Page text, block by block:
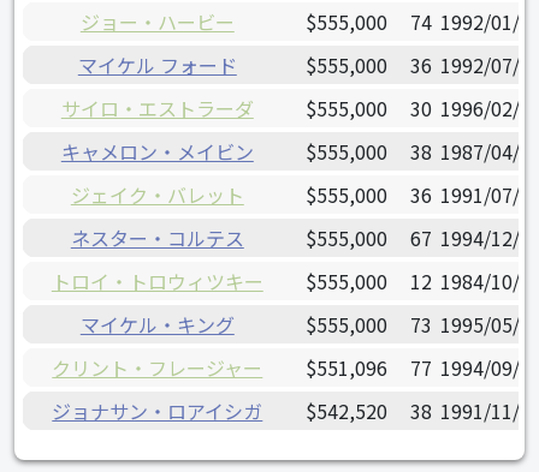
ジョー・ハービー
$555,000 74 1992/01/
マイケル フォード
$555,000 36 1992/07/
サイロ・エストラーダ
$555,000 30 1996/02/
キャメロン・メイビン
$555,000 38 1987/04/
ジェイク・バレット
$555,000 36 1991/07/
ネスター・コルテス
$555,000 67 1994/12/
トロイ・トロウィツキー
$555,000 12 1984/10/
マイケル・キング
$555,000 73 1995/05/
クリント・フレージャー
$551,096 77 1994/09/
ジョナサン・ロアイシガ
$542,520 38 1991/11/